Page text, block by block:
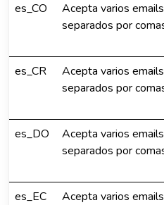
es_CO
Acepta varios emails
separados por
es_CR
Acepta varios emails
separados por
es_DO
Acepta varios emails
separados por
es_EC
Acepta varios emails